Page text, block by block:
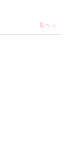
一覧へ >